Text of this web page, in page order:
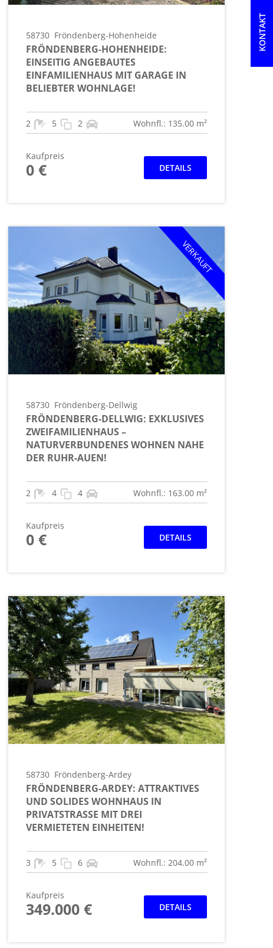
KONTAKT
58730 Fröndenberg-Hohenheide
FRÖNDENBERG-HOHENHEIDE:
EINSEITIG ANGEBAUTES
EINFAMILIENHAUS MIT GARAGE IN
BELIEBTER WOHNLAGE!
2 5 2 Wohnfl.: 135.00 m²
Kaufpreis
0 € DETAILS
VERKAUFT
58730 Fröndenberg-Dellwig
FRÖNDENBERG-DELLWIG: EXKLUSIVES
ZWEIFAMILIENHAUS –
NATURVERBUNDENES WOHNEN NAHE
DER RUHR-AUEN!
2 4 4 Wohnfl.: 163.00 m²
Kaufpreis
0 € DETAILS
58730 Fröndenberg-Ardey
FRÖNDENBERG-ARDEY: ATTRAKTIVES
UND SOLIDES WOHNHAUS IN
PRIVATSTRASSE MIT DREI V
ERMIETETEN EINHEITEN!
3 5 6 Wohnfl.: 204.00 m²
Kaufpreis
349.000 € DETAILS